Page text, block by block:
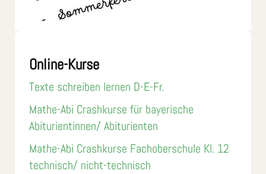
Online-Kurse
Texte schreiben lernen D-E-Fr.
Mathe-Abi Crashkurse für bayerische
Abiturientinnen/ Abiturienten
Mathe-Abi Crashkurse Fachoberschule Kl. 12
technisch/ nicht-technisch